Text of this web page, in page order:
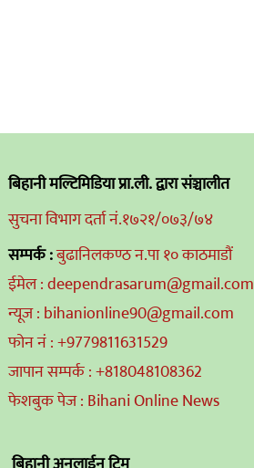
बिहानी मल्टिमिडिया प्रा.ली. द्वारा संञ्चालीत
सुचना विभाग दर्ता नं.१७२१/०७३/७४
सम्पर्क :बुढानिलकण्ठ न.पा १० काठमाडौं
ईमेल : deependrasarum@gmail.com
न्यूज : bihanionline90@gmail.com
फोन नं : +9779811631529
जापान सम्पर्क : +818048108362
फेशबुक पेज : Bihani Online News